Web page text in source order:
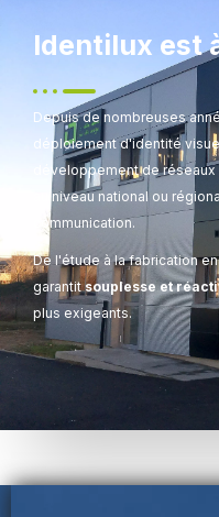
Identilux est
Depuis de nombreuses
déploiement d'identité
développement de
au niveau national ou
communication.
De l'étude à la fabrication
garantitsouplesse et
plus exigeants.